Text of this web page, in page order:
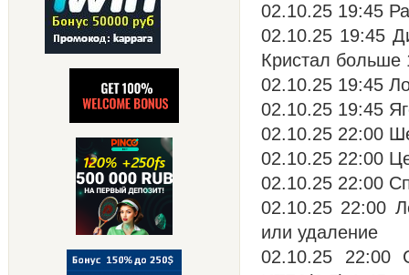
02.10.25 19:45
02.10.25 19:45
Кристал больше
02.10.25 19:45
02.10.25 19:45
02.10.25 22:00
02.10.25 22:00
02.10.25 22:00
02.10.25 22:00
или удаление
02.10.25 22:00